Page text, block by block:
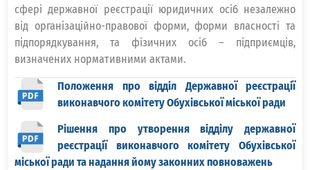
сфері державної реєстрації юридичних осіб незалежно
від організаційно-правової форми, форми власності та
підпорядкування, та фізичних осіб – підприємців,
визначених нормативними актами.
Положення про відділ Державної реєстрації
виконавчого комітету Обухівської міської ради
Рішення про утворення відділу державної
реєстрації виконавчого комітету Обухівської
міської ради та надання йому законних повноважень